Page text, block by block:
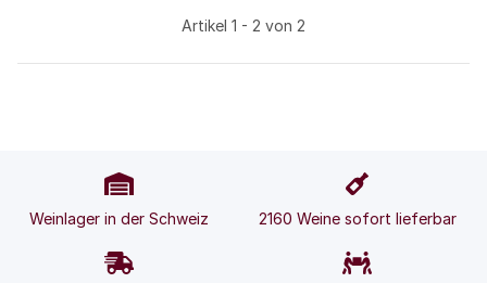
Artikel 1 - 2 von 2
Weinlager in der Schweiz 2160 Weine sofort lieferbar